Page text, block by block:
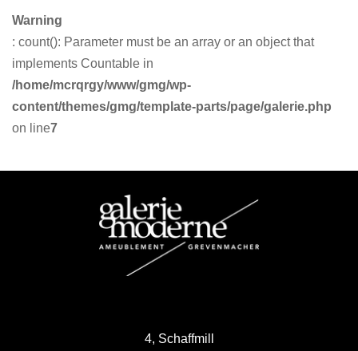
Warning
: count(): Parameter must be an array or an object that
implements Countable in
/home/mcrqrgy/www/gmg/wp-
content/themes/gmg/template-parts/page/galerie.php
on line7
4, Schaffmill